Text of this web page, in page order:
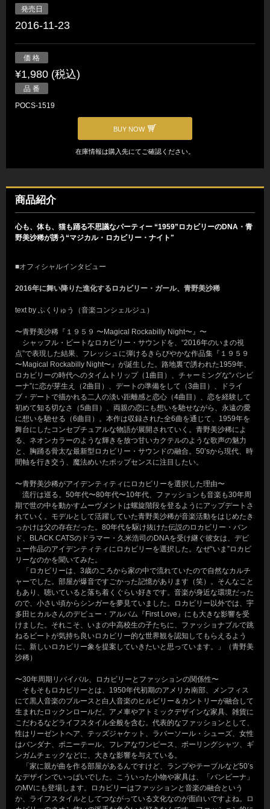
発売日
2016-11-23
価 格
¥1,980 (税込)
品 番
POCS-1519
BUY NOW
在庫情報は購入先にてご確認ください。
商品紹介
心も、体も、猫も踊る不思議なパーティー “1959”ロカビリーのDNA・青
野美沙稀が誘う“マジカル・ロカビリー・ナイト"
■オフィシャルインタビュー
2016年に舞い降りた進化するロカビリー・ガール、青野美沙稀
text by ふくりゅう（音楽コンシェルジュ）
〜青野美沙稀『１９５９ 〜Magical Rockabilly Night〜』〜
シャッフル・ビートなロカビリー・サウンドを、“2016年のいまの視
点”で表現した結果、フレッシュに弾けるきらびやかな作品集『１９５９
〜Magical Rockabilly Night〜』が誕生した。路地裏で誘われた1959年、
ロカビリーの時代へのタイムトリップ（1曲目）、チャーミングな“バンビ
ーナ”に恋が芽生え（2曲目）、デートの準備をして（3曲目）、ドライ
ブ・デートで描かれる二人の淡い距離感と恋心（4曲目）、恋を経験して
初めて知る切なさ（5曲目）、両親の恋にも想いを馳せながら、永遠の愛
に想いを馳せる（6曲目）。本作は収録された全6曲を通じて、1959年を
舞台にしたコンセプチュアルな物語が展開されていく。青野美沙稀によ
る、ネオンカラーのような輝きを放つ甘いカクテルのような歌声の魅力
と、胸踊る骨太な最新型ロカビリー・サウンドの融合。50’sから現代、時
間軸を行き交う、魔法めいたポップセンスに注目したい。
〜青野美沙稀がアイデンティティにロカビリーを選択した理由〜
流行は巡る。50年代〜80年代〜10年代、ファッションも音楽も30年周
期で世の中を動かすムーヴメントは螺旋階段を登るようにアップデートさ
れていく。モデルとして活躍していた青野美沙稀が音楽活動をはじめたき
っかけは父の存在だった。80年代を駆け抜けた伝説のロカビリー・バン
ド、BLACK CATSのドラマー・久米浩司のDNAを受け継ぐ彼女は、デビ
ュー作品のアイデンティティにロカビリーを選択した。なぜ“いま”ロカビ
リーなのかを聞いてみた。
「ロカビリーは、3歳のころから家の中で流れていたので自然なカルチ
ャーでした。部屋が爆音ですごかった記憶があります（笑）。そんなこと
もあり、聴いていると落ち着くぐらい好きです。音楽が身近な環境だった
ので、小さい頃からシンガーを夢見ていました。ロカビリー以外では、宇
多田ヒカルさんのデビュー・アルバム『First Love』にも大きな影響を受
けました。それこそ、いまの中高校生の子たちに、ファッショナブルで跳
ねるビートが気持ち良いロカビリー的な世界観を認知してもらえるよう
に、新しいロカビリー象を提案していきたいと思っています。」（青野美
沙稀）
〜30年周期リバイバル、ロカビリーとファッションの関係性〜
そもそもロカビリーとは、1950年代初期のアメリカ南部、メンフィス
にて黒人音楽のブルースと白人音楽のヒルビリー＆カントリーが融合して
生まれたロックンロールだ。アメ車やアトミックデザインな家具、雑貨に
こだわるなどライフスタイル全般を含む。代表的なファッションとして、
性はリーゼントヘア、テッズジャケット、ラバーソール・シューズ、女性
はバンダナ、ポニーテール、フレアなワンピース、ボーリングシャツ、ギ
ンガムチェックなどに、大きな影響を与えている。
「家に親が曲を作る部屋があるんですけど、ランプやテーブルなど50’s
なデザインでいっぱいでした。こういった小物や家具は、「バンビーナ」
のMVにも登場します。ロカビリーはファッションと音楽の融合という
か、ライフスタイルとしてつながっている文化なのが面白いですよね。ロ